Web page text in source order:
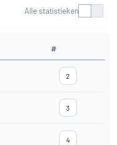
Alle statistieken
#
2
3
4